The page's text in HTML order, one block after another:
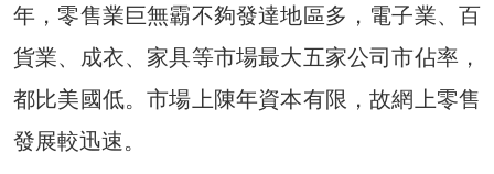
年，零售業巨無霸不夠發達地區多，電子業、百
貨業、成衣、家具等市場最大五家公司市佔率，
都比美國低。市場上陳年資本有限，故網上零售
發展較迅速。